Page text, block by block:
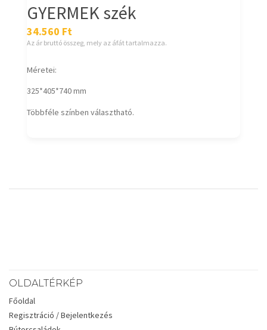
GYERMEK szék
34.560 Ft
Az ár bruttó összeg, mely az áfát tartalmazza.
Méretei:
325*405*740 mm
Többféle színben választható.
OLDALTÉRKÉP
Főoldal
Regisztráció / Bejelentkezés